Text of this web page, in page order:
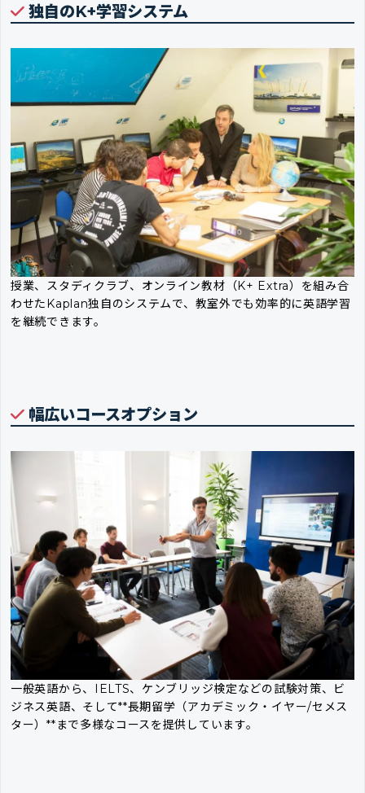
独自のK+学習システム
授業、スタディクラブ、オンライン教材（K+ Extra）を組み合
わせたKaplan独自のシステムで、教室外でも効率的に英語学習
を継続できます。
幅広いコースオプション
一般英語から、IELTS、ケンブリッジ検定などの試験対策、ビ
ジネス英語、そして**長期留学（アカデミック・イヤー/セメス
ター）**まで多様なコースを提供しています。